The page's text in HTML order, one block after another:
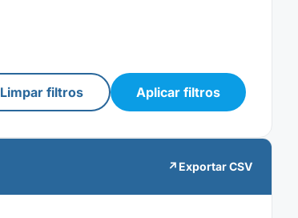
Limpar filtros Aplicar filtros
↗ Exportar CSV